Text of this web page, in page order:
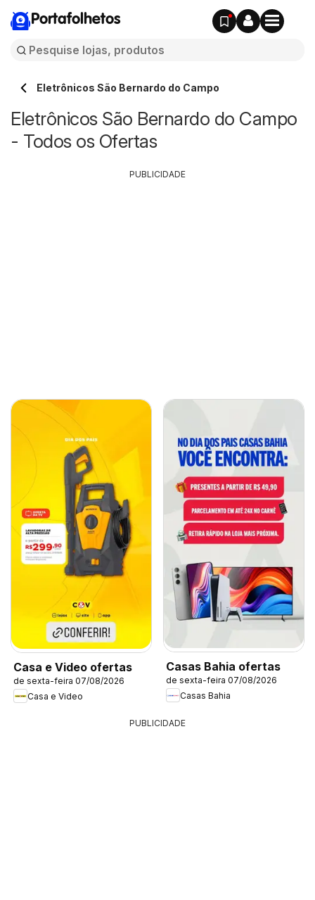
Portafolhetos
Eletrônicos São Bernardo do Campo
Eletrônicos São Bernardo do Campo
- Todos os Ofertas
Casa e Video ofertas
de sexta-feira 07/08/2026
Casa e Video
Casas Bahia ofertas
de sexta-feira 07/08/2026
Casas Bahia
PUBLICIDADE
PUBLICIDADE